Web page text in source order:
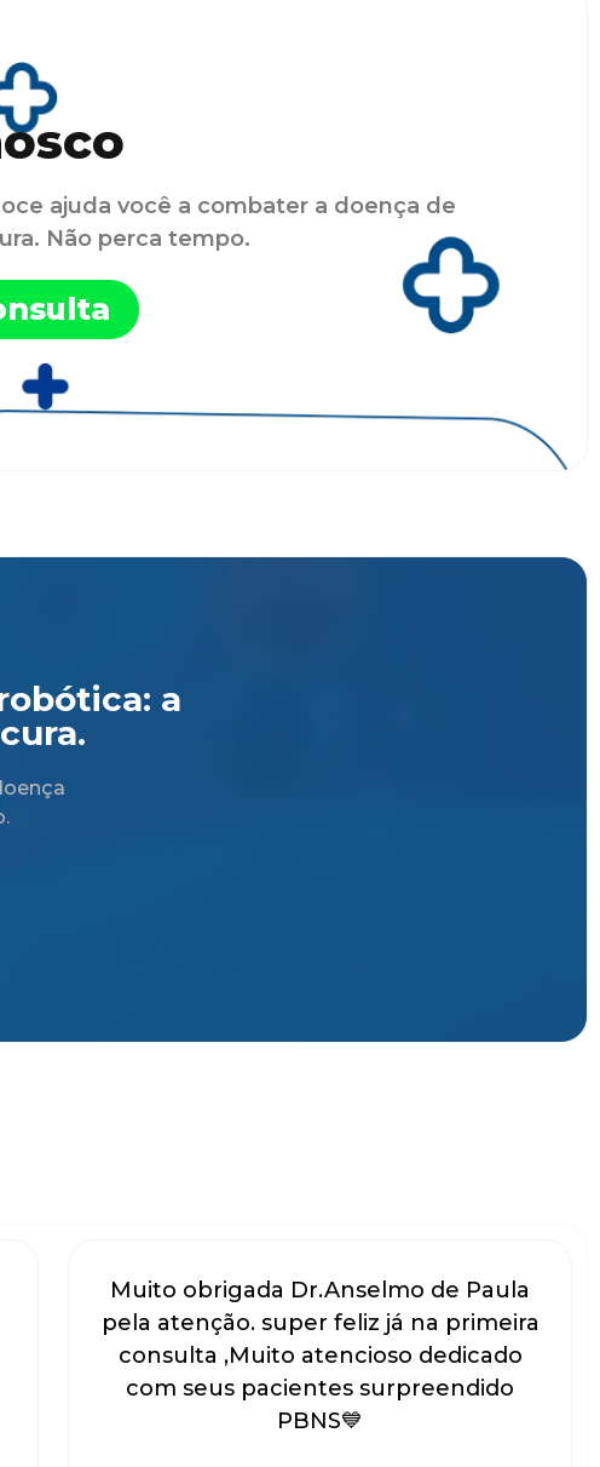
ajuda você a combater a doença de
Não perca tempo.
a
Muito obrigada Dr.Anselmo de Paula
pela atenção. super feliz já na primeira
consulta ,Muito atencioso dedicado
com seus pacientes surpreendido
PBNS💙